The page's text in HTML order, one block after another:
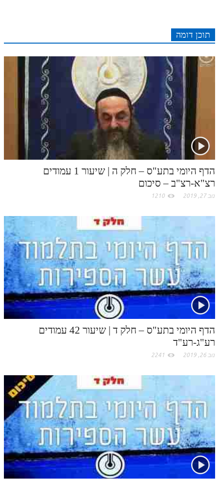
p
k
s
t
n
k
o
תוכן דומה
הדף היומי בתע"ס – חלק ה | שיעור 1 עמודים
רצ"א-רצ"ב – סיכום
נוב 27, 2019 1210
הדף היומי בתע"ס – חלק ד | שיעור 42 עמודים
רע"ג-רע"ד
נוב 26, 2019 2241